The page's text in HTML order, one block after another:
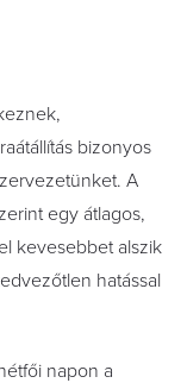
bizonyos
A
egy átlagos,
kevesebbet alszik
hatással
napon a